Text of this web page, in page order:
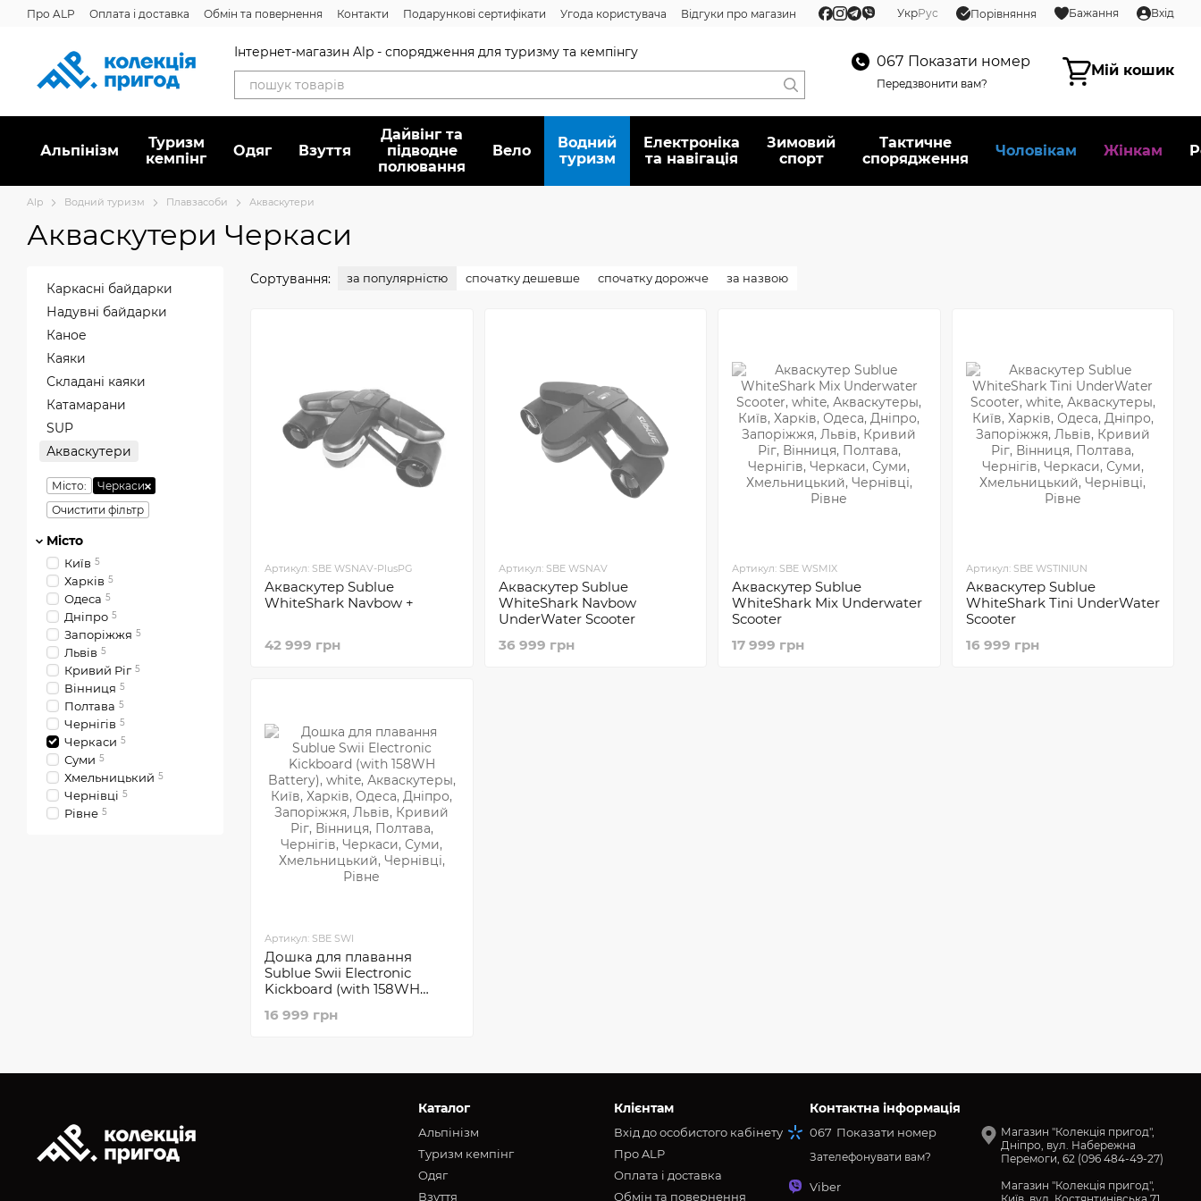
Перейти до основного контенту
Про ALP Оплата і доставка Обмін та повернення Контакти Подарункові сертифікати Угода користувача
Відгуки про магазин
УкрРус Порівняння Бажання Вхід
Інтернет-магазин Alp - спорядження для туризму та кемпінгу
067 Показати номер
Передзвонити вам?
Мій кошик
Альпінізм
Туризм
кемпінг
Oдяг Взуття
Дайвінг та
підводне
полювання
Вело
Водний
туризм
Електроніка
та навігація
Зимовий
спорт
Тактичне
спорядження
Чоловікам Жінкам
Alp Водний туризм Плавзасоби Акваскутери
Акваскутери Черкаси
Сортування: за популярністю спочатку дешевше спочатку дорожче за назвою
Артикул: SBE WSNAV-PlusPG
Акваскутер Sublue
WhiteShark Navbow +
42 999 грн
Артикул: SBE WSNAV
Акваскутер Sublue
WhiteShark Navbow
UnderWater Scooter
36 999 грн
Артикул: SBE WSMIX
Акваскутер Sublue
WhiteShark Mix Underwater
Scooter
17 999 грн
Артикул: SBE WSTINIUN
Акваскутер Sublue
WhiteShark Tini UnderWater
Scooter
16 999 грн
Артикул: SBE SWI
Дошка для плавання
Sublue Swii Electronic
Kickboard (with 158WH
16 999 грн
Каркасні байдарки
Надувні байдарки
Каное
Каяки
Складані каяки
Катамарани
SUP
Акваскутери
Мiсто:
Черкаси
Очистити фільтр
Мiсто
Київ 5
Харків 5
Одеса 5
Днiпро 5
Запоріжжя 5
Львів 5
Кривий Ріг 5
Вінниця 5
Полтава 5
Чернігів 5
Черкаси 5
Суми 5
Хмельницький 5
Чернівці 5
Рівне 5
Каталог
Альпінізм
Туризм кемпінг
Oдяг
Взуття
Клієнтам
Вхід до особистого кабінету
Про ALP
Оплата і доставка
Обмін та повернення
Контактна інформація
067 Показати номер
Зателефонувати вам?
Viber
Магазин "Колекція пригод",
Дніпро, вул. Набережна
Перемоги, 62 (096 484-49-27)
Магазин "Колекція пригод",